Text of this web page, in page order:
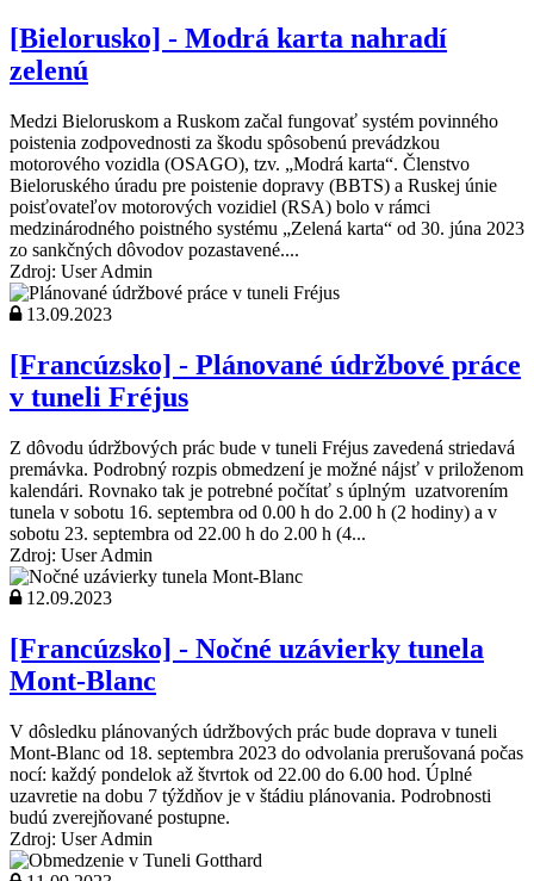
[Bielorusko] - Modrá karta nahradí
zelenú
Medzi Bieloruskom a Ruskom začal fungovať systém povinného
poistenia zodpovednosti za škodu spôsobenú prevádzkou
motorového vozidla (OSAGO), tzv. „Modrá karta“. Členstvo
Bieloruského úradu pre poistenie dopravy (BBTS) a Ruskej únie
poisťovateľov motorových vozidiel (RSA) bolo v rámci
medzinárodného poistného systému „Zelená karta“ od 30. júna 2023
zo sankčných dôvodov pozastavené....
Zdroj: User Admin
13.09.2023
[Francúzsko] - Plánované údržbové práce
v tuneli Fréjus
Z dôvodu údržbových prác bude v tuneli Fréjus zavedená striedavá
premávka. Podrobný rozpis obmedzení je možné nájsť v priloženom
kalendári. Rovnako tak je potrebné počítať s úplným uzatvorením
tunela v sobotu 16. septembra od 0.00 h do 2.00 h (2 hodiny) a v
sobotu 23. septembra od 22.00 h do 2.00 h (4...
Zdroj: User Admin
12.09.2023
[Francúzsko] - Nočné uzávierky tunela
Mont-Blanc
V dôsledku plánovaných údržbových prác bude doprava v tuneli
Mont-Blanc od 18. septembra 2023 do odvolania prerušovaná počas
nocí: každý pondelok až štvrtok od 22.00 do 6.00 hod. Úplné
uzavretie na dobu 7 týždňov je v štádiu plánovania. Podrobnosti
budú zverejňované postupne.
Zdroj: User Admin